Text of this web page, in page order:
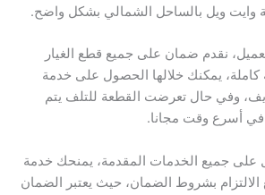
وايت ويل بالساحل الشمالي بشكل واضح.
نقدم ضمان على جميع قطع الغيار
يمكنك خلالها الحصول على خدمة
وفي حال تعرضت القطعة للتلف يتم
في أسرع وقت مجانا.
جميع الخدمات المقدمة، يمنحك خدمة
بشروط الضمان، حيث يعتبر الضمان